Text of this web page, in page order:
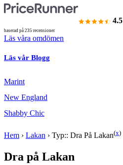
4.5
baserad på 235 recensioner
Läs våra omdömen
Läs vår Blogg
Marint
New England
Shabby Chic
Hem › Lakan › Typ:: Dra På Lakan(x)
Dra på Lakan